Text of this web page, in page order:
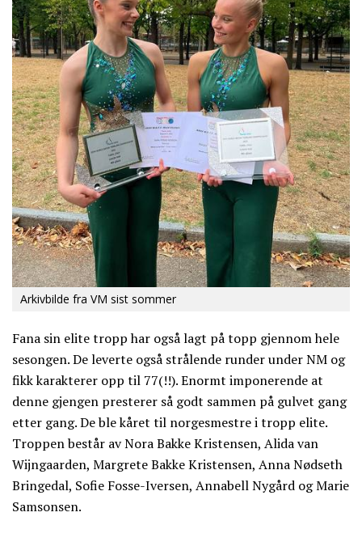
Arkivbilde fra VM sist sommer
Fana sin elite tropp har også lagt på topp gjennom hele
sesongen. De leverte også strålende runder under NM og
fikk karakterer opp til 77(!!). Enormt imponerende at
denne gjengen presterer så godt sammen på gulvet gang
etter gang. De ble kåret til norgesmestre i tropp elite.
Troppen består av Nora Bakke Kristensen, Alida van
Wijngaarden, Margrete Bakke Kristensen, Anna Nødseth
Bringedal, Sofie Fosse-Iversen, Annabell Nygård og Marie
Samsonsen.